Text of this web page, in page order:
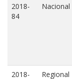
2018-
84
Nacional
2018-
Regional